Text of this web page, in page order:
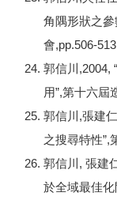
角隅形狀之
會,pp.506-
郭信川,2004,
用”,第十六屆
郭信川,張建
之搜尋特性”,
郭信川, 張建
於全域最佳